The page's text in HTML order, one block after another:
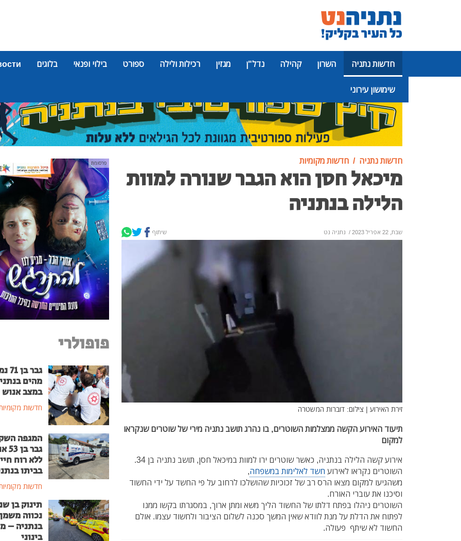
חדשות נתניה השרון קהילה נדל"ן מגזין רכילות ולילה ספורט בילוי ופנאי בלוגים
שימושון עירוני
פרסומת
חדשות נתניה חדשות מקומיות
מיכאל חסן הוא הגבר שנורה למוות
הלילה בנתניה
שבת, 22 אפריל 2023 / נתניה נט שיתוף
זירת האירוע | צילום: דוברות המשטרה
תיעוד האירוע הקשה ממצלמות השוטרים, בו נהרג תושב נתניה מירי של שוטרים שנקראו
למקום
אירוע קשה הלילה בנתניה, כאשר שוטרים ירו למוות במיכאל חסן, תושב נתניה בן 34.
השוטרים נקראו לאירוע חשד לאלימות במשפחה,
משהגיעו למקום מצאו הרס רב של זכוכיות שהושלכו לרחוב על פי החשד על ידי החשוד
וסיכנו את עוברי האורח.
השוטרים ניהלו בפתח דלתו של החשוד הליך משא ומתן ארוך, במסגרתו בקשו ממנו
לפתוח את הדלת על מנת לוודא שאין המשך סכנה לשלום הציבור ולחשוד עצמו. אולם
החשוד לא שיתף פעולה.
פרסומת
פופולרי
גבר
מהים
במצב אנוש
חדשות
המגפה
גבר
ללא רוח
בביתו
חדשות
תינוק בן
נכווה
בנתניה –
בינוני